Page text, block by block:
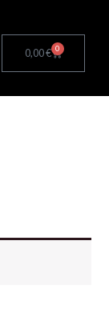
0,00€ 0
Cart